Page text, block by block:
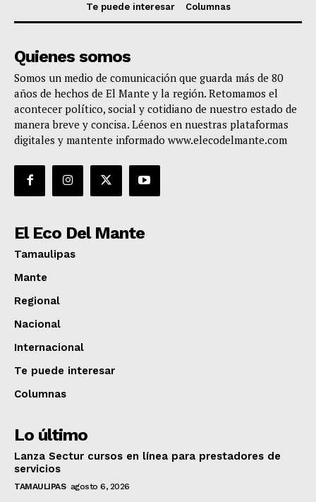
Te puede interesar
Columnas
Quienes somos
Somos un medio de comunicación que guarda más de 80
años de hechos de El Mante y la región. Retomamos el
acontecer político, social y cotidiano de nuestro estado de
manera breve y concisa. Léenos en nuestras plataformas
digitales y mantente informado www.elecodelmante.com
El Eco Del Mante
Tamaulipas
Mante
Regional
Nacional
Internacional
Te puede interesar
Columnas
Lo último
Lanza Sectur cursos en línea para prestadores de
servicios
TAMAULIPAS agosto 6, 2026